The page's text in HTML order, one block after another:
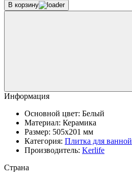
В корзину
Информация
Основной цвет: Белый
Материал: Керамика
Размер: 505x201 мм
Категория: Плитка для ванной
Производитель: Kerlife
Страна